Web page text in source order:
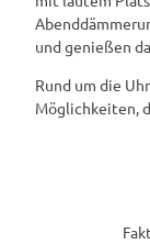
und genießen
Rund um die
Möglichkeiten,